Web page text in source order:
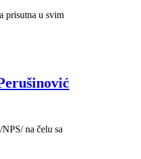
prisutna u svim
na čelu sa